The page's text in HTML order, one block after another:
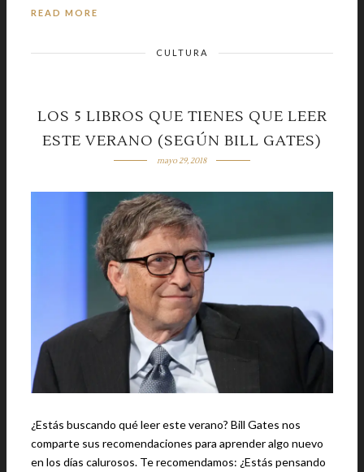
READ MORE
CULTURA
LOS 5 LIBROS QUE TIENES QUE LEER
ESTE VERANO (SEGÚN BILL GATES)
mayo 29, 2018
¿Estás buscando qué leer este verano? Bill Gates nos
comparte sus recomendaciones para aprender algo nuevo
en los días calurosos. Te recomendamos: ¿Estás pensando